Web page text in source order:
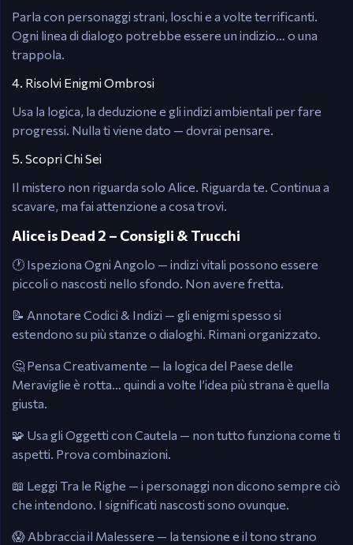
Parla con personaggi strani, loschi e a volte terrificanti.
Ogni linea di dialogo potrebbe essere un indizio… o una
trappola.
4. Risolvi Enigmi Ombrosi
Usa la logica, la deduzione e gli indizi ambientali per fare
progressi. Nulla ti viene dato — dovrai pensare.
5. Scopri Chi Sei
Il mistero non riguarda solo Alice. Riguarda te. Continua a
scavare, ma fai attenzione a cosa trovi.
Alice is Dead 2 – Consigli & Trucchi
🕐 Ispeziona Ogni Angolo — indizi vitali possono essere
piccoli o nascosti nello sfondo. Non avere fretta.
📝 Annotare Codici & Indizi — gli enigmi spesso si
estendono su più stanze o dialoghi. Rimani organizzato.
🤔 Pensa Creativamente — la logica del Paese delle
Meraviglie è rotta… quindi a volte l’idea più strana è quella
giusta.
🧩 Usa gli Oggetti con Cautela — non tutto funziona come ti
aspetti. Prova combinazioni.
📖 Leggi Tra le Righe — i personaggi non dicono sempre ciò
che intendono. I significati nascosti sono ovunque.
😱 Abbraccia il Malessere — la tensione e il tono strano